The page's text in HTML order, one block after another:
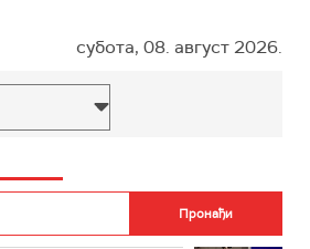
субота, 08. август 2026.